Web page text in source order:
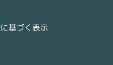
基づく表示